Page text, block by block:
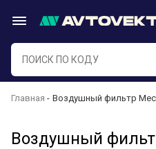
Главная Воздушный фильтр
Воздушный